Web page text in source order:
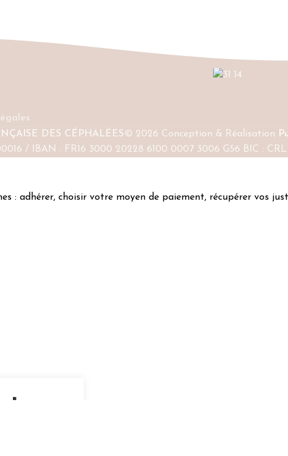
DES CÉPHALÉES© 2026 Conception & Réalisation
/ IBAN : FR16 3000 20228 6100 0007 3006 G56 BIC :
: adhérer, choisir votre moyen de paiement, récupérer vos